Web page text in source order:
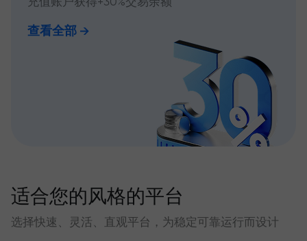
查看全部
适合您的风格的平台
选择快速、灵活、直观平台，为稳定可靠运行而设计